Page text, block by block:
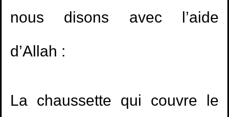
nous disons avec l’aide
d’Allah :
La chaussette qui couvre le